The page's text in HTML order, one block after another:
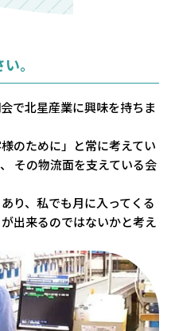
。
で北星産業に興味を持ちま
のために」と常に考えてい
その物流面を支えている会
り、私でも月に入ってくる
出来るのではないかと考え